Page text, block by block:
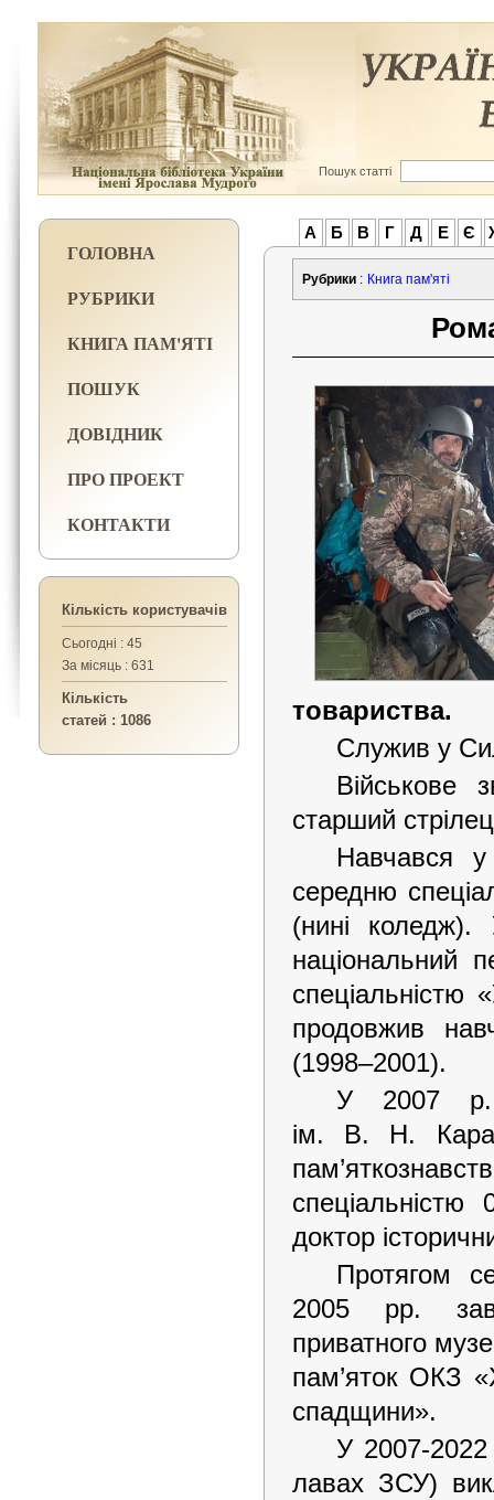
Пошук статті
ГОЛОВНА
РУБРИКИ
КНИГА ПАМ'ЯТІ
ПОШУК
ДОВІДНИК
ПРО ПРОЕКТ
КОНТАКТИ
Кількість користувачів
Сьогодні : 45
За місяць : 631
Кількість
статей : 1086
А Б В Г Д Е Є
Рубрики : Книга пам'яті
товариства.
Служив у
Військове
старший
Навчався
середню
(нині коледж).
національний
спеціальністю
продовжив
(1998–2001).
У 2007 р. в
ім. В. Н.
доктор
Протягом
2005 рр.
приватного
пам’яток ОКЗ
спадщини».
У 2007-
лавах ЗСУ)